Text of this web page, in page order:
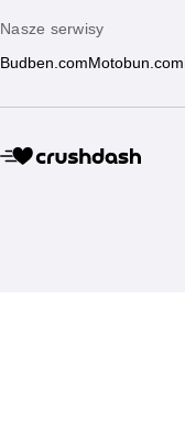
Nasze serwisy
Budben.com Motobun.com